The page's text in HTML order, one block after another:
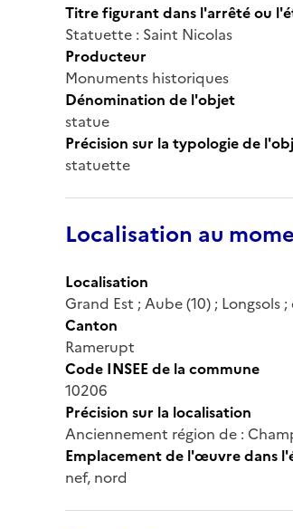
Titre figurant dans l'arrêté ou
Statuette : Saint Nicolas
Producteur
Monuments historiques
Dénomination de l'objet
statue
Précision sur la typologie de
statuette
Localisation au
Localisation
Grand Est ; Aube (10) ; Longsols
Canton
Ramerupt
Code INSEE de la commune
10206
Précision sur la localisation
Anciennement région de :
Emplacement de l'œuvre dans
nef, nord